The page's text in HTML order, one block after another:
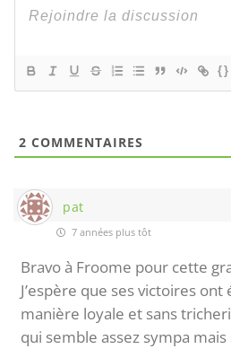
{}
2 COMMENTAIRES
pat
7 années plus tôt
Bravo à Froome pour cette
J’espère que ses victoires
manière loyale et sans
qui semble assez sympa